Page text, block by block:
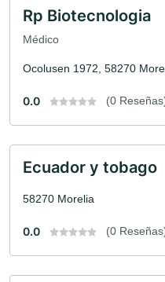
Rp Biotecnologia
Médico
Ocolusen 1972, 58270
0.0 (0
Ecuador y tobago
58270 Morelia
0.0 (0